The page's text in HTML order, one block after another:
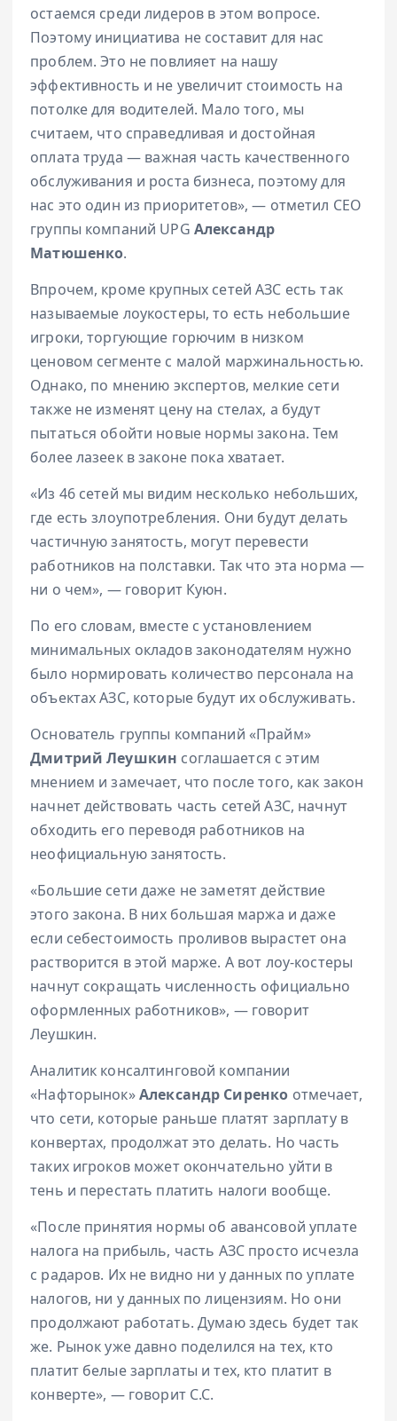
остаемся среди лидеров в этом вопросе.
Поэтому инициатива не составит для нас
проблем. Это не повлияет на нашу
эффективность и не увеличит стоимость на
потолке для водителей. Мало того, мы
считаем, что справедливая и достойная
оплата труда — важная часть качественного
обслуживания и роста бизнеса, поэтомудля
нас это один из приоритетов», — отметил СЕО
группы компаний UPG Александр
Матюшенко.
Впрочем, кроме крупных сетей АЗС есть так
называемые лоукостеры, то есть небольшие
игроки, торгующие горючим в низком
ценовом сегменте с малой маржинальностью.
Однако, по мнению экспертов, мелкие сети
также не изменят цену на стелах, а будут
пытаться обойти новые нормы закона. Тем
более лазеек в законе пока хватает.
«Из 46 сетей мы видим несколько небольших,
где есть злоупотребления. Они будут делать
частичную занятость, могут перевести
работников на полставки. Так что эта норма —
ни о чем», — говорит Куюн.
По его словам, вместе с установлением
минимальных окладов законодателям нужно
было нормировать количество персонала на
объектах АЗС, которые будут их обслуживать.
Основатель группы компаний «Прайм»
Дмитрий Леушкин соглашается с этим
мнением и замечает, что после того, как закон
начнет действовать часть сетей АЗС, начнут
обходить его переводя работников на
неофициальную занятость.
«Большие сети даже не заметят действие
этого закона. В них большая маржа и даже
если себестоимость проливов вырастет она
растворится в этой марже. А вот лоу-костеры
начнут сокращать численность официально
оформленных работников», — говорит
Леушкин.
Аналитик консалтинговой компании
«Нафторынок»Александр Сиренко отмечает,
что сети, которые раньше платят зарплату в
конвертах, продолжат это делать. Но часть
таких игроков может окончательно уйти в
тень и перестать платить налоги вообще.
«После принятия нормы об авансовой уплате
налога на прибыль, часть АЗС просто исчезла
с радаров. Их не видно ни у данных по уплате
налогов, ни у данных по лицензиям. Но они
продолжают работать. Думаю здесь будет так
же. Рынок уже давно поделился на тех, кто
платит белые зарплаты и тех, кто платит в
конверте», — говорит С.С.